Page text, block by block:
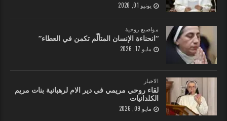
يونيو 01, 2026
مواضيع روحية
“انحناءة الإنسان المتألّم تكمن في العطاء”
مايو 17, 2026
الاخبار
لقاء روحي مريمي في دير الام لرهبانية بنات مريم
الكلدانيات
مايو 09, 2026